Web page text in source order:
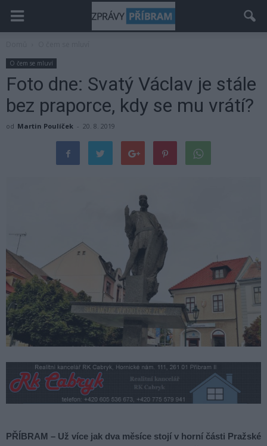
O čem se mluví
Foto dne: Svatý Václav je stále
bez praporce, kdy se mu vrátí?
od Martin Poulíček - 20. 8. 2019
PŘÍBRAM – Už více jak dva měsíce stojí v horní části Pražské